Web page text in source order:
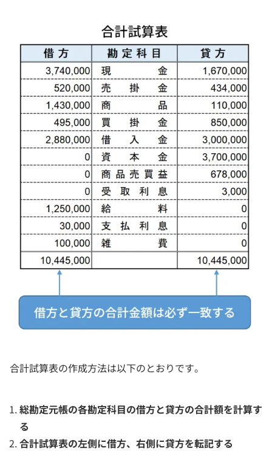
合計試算表の作成方法は以下のとおりです。
総勘定元帳の各勘定科目の借方と貸方の合計額を計算す
る
合計試算表の左側に借方、右側に貸方を転記する